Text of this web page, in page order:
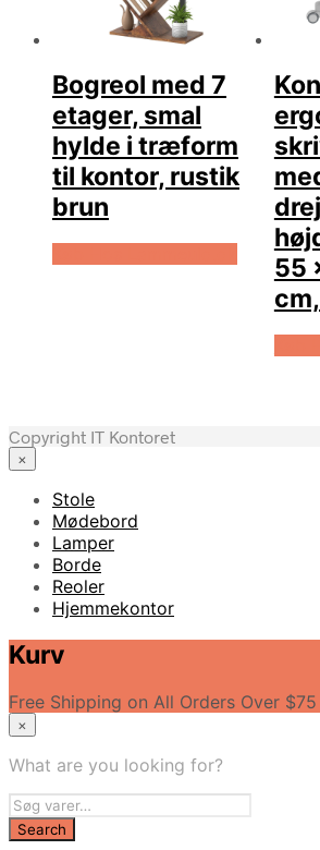
Bogreol med 7
etager, smal
hylde i træform
til kontor, rustik
brun
55
Copyright IT Kontoret
×
Stole
Mødebord
Lamper
Borde
Reoler
Hjemmekontor
Kurv
Free Shipping on All Orders Over $75
×
What are you looking for?